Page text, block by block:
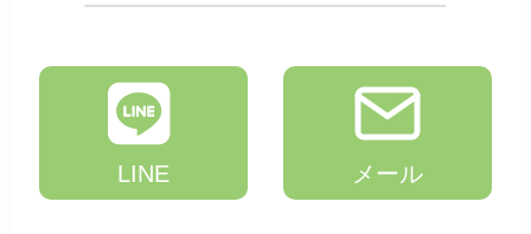
LINE メール